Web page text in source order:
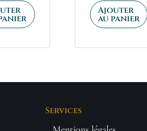
sur 5
Ajouter
au panier
Services